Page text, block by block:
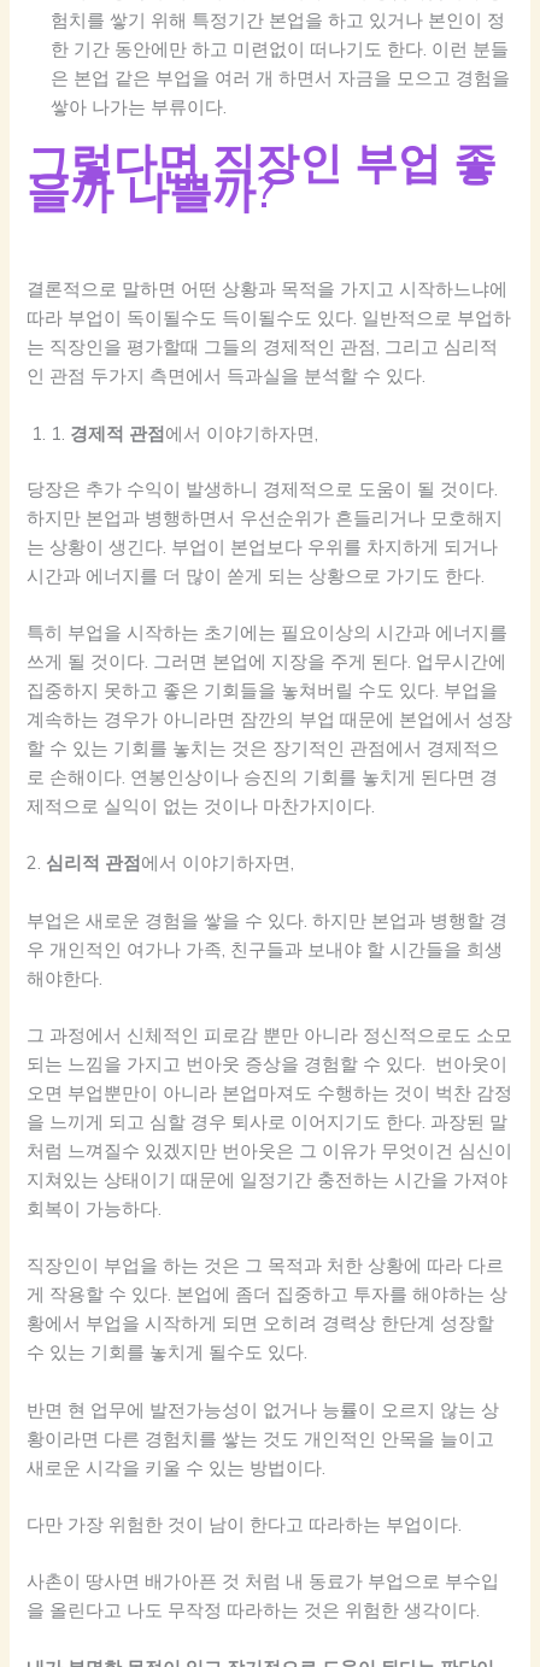
험치를 쌓기 위해 특정기간 본업을 하고 있거나 본인이 정
한 기간 동안에만 하고 미련없이 떠나기도 한다. 이런 분들
은 본업 같은 부업을 여러 개 하면서 자금을 모으고 경험을
쌓아 나가는 부류이다.
그렇다면 직장인 부업 좋
을까 나쁠까?
결론적으로 말하면 어떤 상황과 목적을 가지고 시작하느냐에
따라 부업이 독이될수도 득이될수도 있다. 일반적으로 부업하
는 직장인을 평가할때 그들의 경제적인 관점, 그리고 심리적
인 관점 두가지 측면에서 득과실을 분석할 수 있다.
1. 경제적 관점에서 이야기하자면,
당장은 추가 수익이 발생하니 경제적으로 도움이 될 것이다.
하지만 본업과 병행하면서 우선순위가 흔들리거나 모호해지
는 상황이 생긴다. 부업이 본업보다 우위를 차지하게 되거나
시간과 에너지를 더 많이 쏟게 되는 상황으로 가기도 한다.
특히 부업을 시작하는 초기에는 필요이상의 시간과 에너지를
쓰게 될 것이다. 그러면 본업에 지장을 주게 된다. 업무시간에
집중하지 못하고 좋은 기회들을 놓쳐버릴 수도 있다. 부업을
계속하는 경우가 아니라면 잠깐의 부업 때문에 본업에서 성장
할 수 있는 기회를 놓치는 것은 장기적인 관점에서 경제적으
로 손해이다. 연봉인상이나 승진의 기회를 놓치게 된다면 경
제적으로 실익이 없는 것이나 마찬가지이다.
2. 심리적 관점 에서 이야기하자면,
부업은 새로운 경험을 쌓을 수 있다. 하지만 본업과 병행할 경
우 개인적인 여가나 가족, 친구들과 보내야 할 시간들을 희생
해야한다.
그 과정에서 신체적인 피로감 뿐만 아니라 정신적으로도 소모
되는 느낌을 가지고 번아웃 증상을 경험할 수 있다. 번아웃이
오면 부업뿐만이 아니라 본업마져도 수행하는 것이 벅찬 감정
을 느끼게 되고 심할 경우 퇴사로 이어지기도 한다. 과장된 말
처럼 느껴질수 있겠지만 번아웃은 그 이유가 무엇이건 심신이
지쳐있는 상태이기 때문에 일정기간 충전하는 시간을 가져야
회복이 가능하다.
직장인이 부업을 하는 것은 그 목적과 처한 상황에 따라 다르
게 작용할 수 있다. 본업에 좀더 집중하고 투자를 해야하는 상
황에서 부업을 시작하게 되면 오히려 경력상 한단계 성장할
수 있는 기회를 놓치게 될수도 있다.
반면 현 업무에 발전가능성이 없거나 능률이 오르지 않는 상
황이라면 다른 경험치를 쌓는 것도 개인적인 안목을 늘이고
새로운 시각을 키울 수 있는 방법이다.
다만 가장 위험한 것이 남이 한다고 따라하는 부업이다.
사촌이 땅사면 배가아픈 것 처럼 내 동료가 부업으로 부수입
을 올린다고 나도 무작정 따라하는 것은 위험한 생각이다.